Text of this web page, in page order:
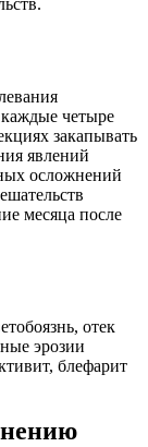
четыре
закапывать
явлений
осложнений
месяца после
отек
эрозии
блефарит